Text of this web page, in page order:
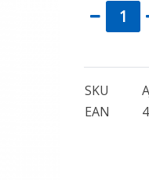
SKU
EAN